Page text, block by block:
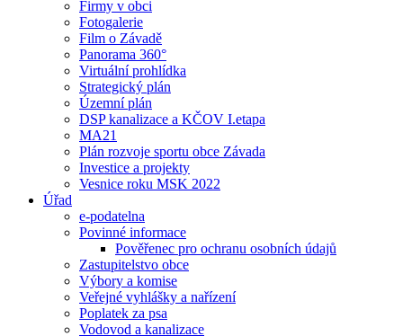
Firmy v obci
Fotogalerie
Film o Závadě
Panorama 360°
Virtuální prohlídka
Strategický plán
Územní plán
DSP kanalizace a KČOV I.etapa
MA21
Plán rozvoje sportu obce Závada
Investice a projekty
Vesnice roku MSK 2022
Úřad
e-podatelna
Povinné informace
Pověřenec pro ochranu osobních údajů
Zastupitelstvo obce
Výbory a komise
Veřejné vyhlášky a nařízení
Poplatek za psa
Vodovod a kanalizace